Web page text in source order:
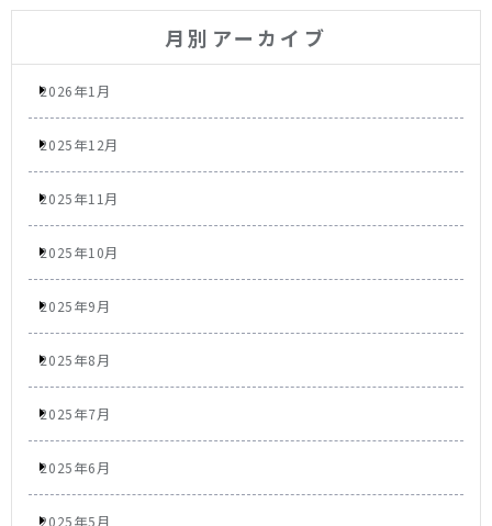
月別アーカイブ
2026年1月
2025年12月
2025年11月
2025年10月
2025年9月
2025年8月
2025年7月
2025年6月
2025年5月